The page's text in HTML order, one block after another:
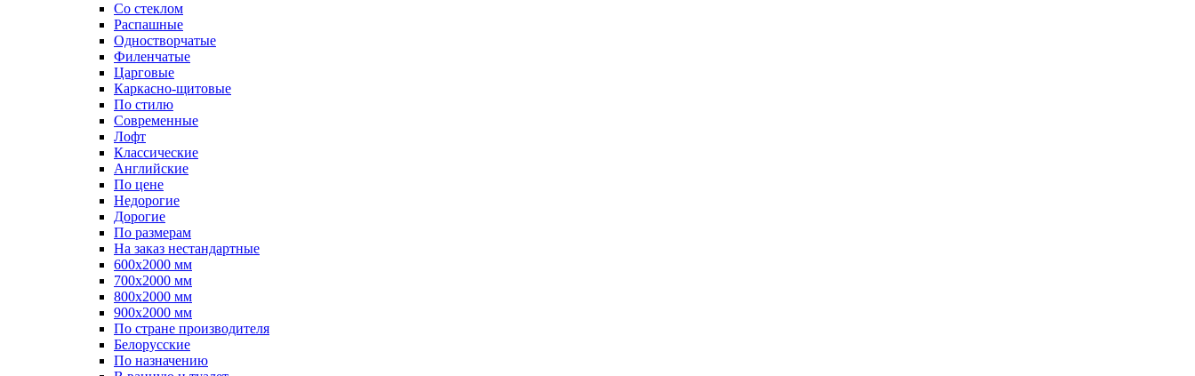
Со стеклом
Распашные
Одностворчатые
Филенчатые
Царговые
Каркасно-щитовые
По стилю
Современные
Лофт
Классические
Английские
По цене
Недорогие
Дорогие
По размерам
На заказ нестандартные
600х2000 мм
700х2000 мм
800х2000 мм
900х2000 мм
По стране производителя
Белорусские
По назначению